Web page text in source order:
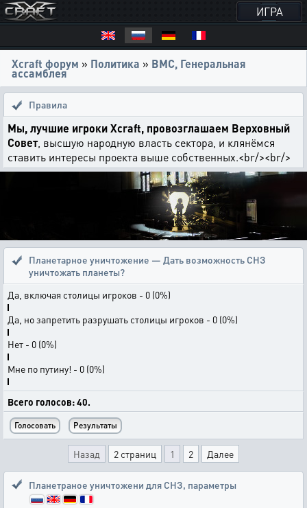
ИГРА
Xcraft форум » Политика » ВМС, Генеральная
ассамблея
Правила
Мы, лучшие игроки Xcraft, провозглашаем Верховный
Совет, высшую народную власть сектора, и клянёмся
ставить интересы проекта выше собственных.<br/><br/>
Планетарное уничтожение — Дать возможность СНЗ
уничтожать планеты?
Да, включая столицы игроков - 0 (0%)
Да, но запретить разрушать столицы игроков - 0 (0%)
Нет - 0 (0%)
Мне по путину! - 0 (0%)
Всего голосов: 40.
Назад 2 страниц 1 2 Далее
Планетраное уничтожени для СНЗ, параметры